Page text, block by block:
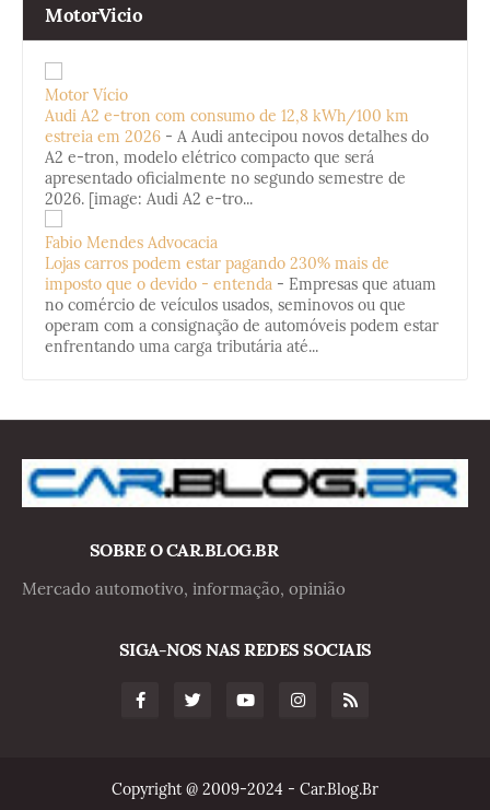
MotorVicio
Motor Vício
Audi A2 e-tron com consumo de 12,8 kWh/100 km
estreia em 2026 - A Audi antecipou novos detalhes do
A2 e-tron, modelo elétrico compacto que será
apresentado oficialmente no segundo semestre de
2026. [image: Audi A2 e-tro...
Fabio Mendes Advocacia
Lojas carros podem estar pagando 230% mais de
imposto que o devido - entenda - Empresas que atuam
no comércio de veículos usados, seminovos ou que
operam com a consignação de automóveis podem estar
enfrentando uma carga tributária até...
SOBRE O CAR.BLOG.BR
Mercado automotivo, informação, opinião
SIGA-NOS NAS REDES SOCIAIS
Copyright @ 2009-2024 - Car.Blog.Br